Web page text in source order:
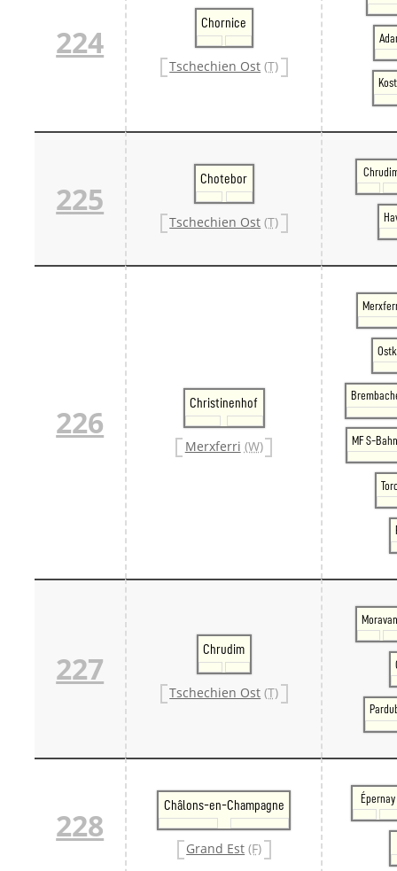
224
Chornice
Tschechien Ost (T)
225
Chotebor
Tschechien Ost (T)
226
Christinenhof
Merxferri (W) MF S-
227
Chrudim
Tschechien Ost (T)
228
Châlons-en-Champagne
Grand Est (F)
Épernay